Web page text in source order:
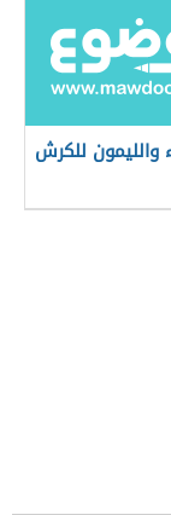
والليمون للكرش